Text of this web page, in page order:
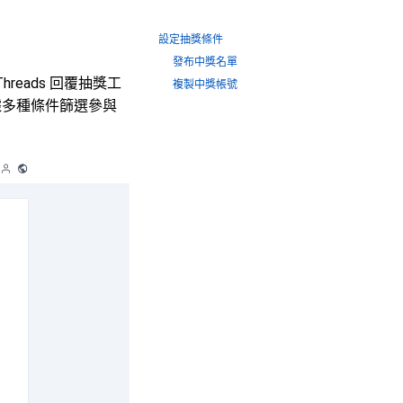
回覆抽獎工
種條件篩選參與
設定抽獎條件
發布中獎名單
複製中獎帳號